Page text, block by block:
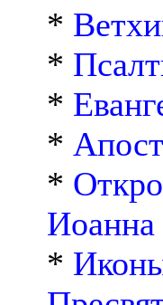
*
*
*
*
*
Иоанна
*